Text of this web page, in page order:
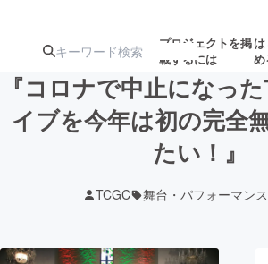
プロジェクトを掲
載するには
め
注目の新着プロ 募集終
『コロナで中止になっ
イブを今年は初の完全
たい！』
TCGC 舞台・パフォーマンス